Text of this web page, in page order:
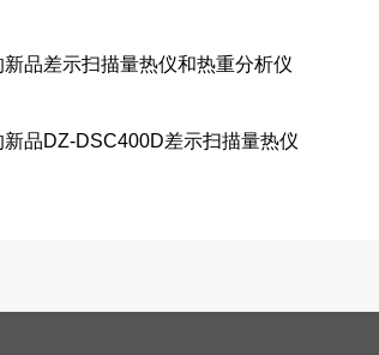
品差示扫描量热仪和热重分析仪
品DZ-DSC400D差示扫描量热仪